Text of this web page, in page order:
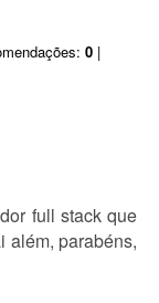
0 |
full stack que
além, parabéns,